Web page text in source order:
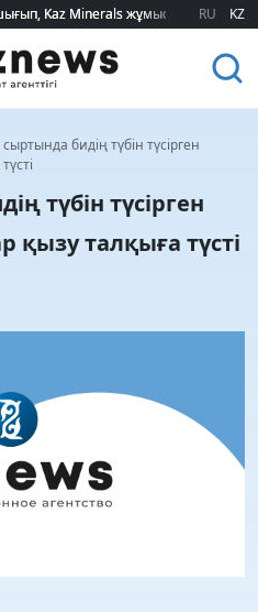
Kaz Minerals жұмысшылары
Kaz Minerals жұмысшылары
RU KZ
бидің түбін түсірген
түбін түсірген
талқыға түсті